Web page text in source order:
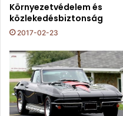
Környezetvédelem és
közlekedésbiztonság
2017-02-23